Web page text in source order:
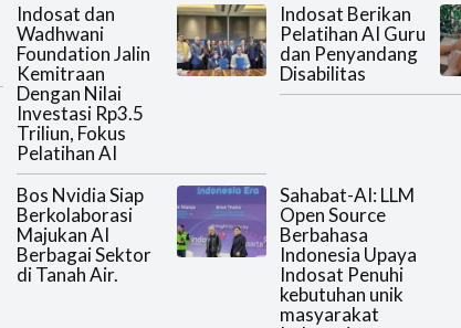
Indosat dan
Wadhwani
Foundation Jalin
Kemitraan
Dengan Nilai
Investasi Rp3.5
Triliun, Fokus
Pelatihan AI
Indosat Berikan
Pelatihan AI Guru
dan Penyandang
Disabilitas
Bos Nvidia Siap
Berkolaborasi
Majukan AI
Berbagai Sektor
di Tanah Air.
Sahabat-AI: LLM
Open Source
Berbahasa
Indonesia Upaya
Indosat Penuhi
kebutuhan unik
masyarakat